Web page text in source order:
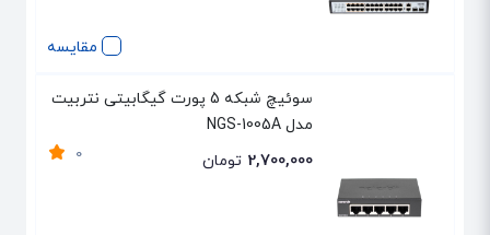
مقایسه
سوئیچ شبکه 5 پورت گیگابیتی نتربیت
مدل NGS-1005A
0 2,700,000 تومان